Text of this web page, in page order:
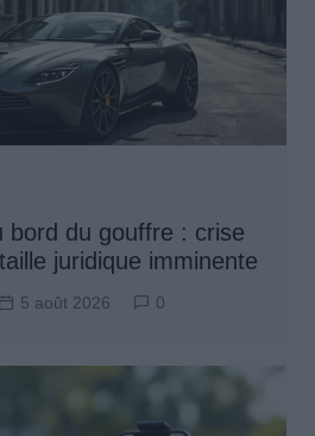
bord du gouffre : crise
juridique imminente
5 août 2026 0